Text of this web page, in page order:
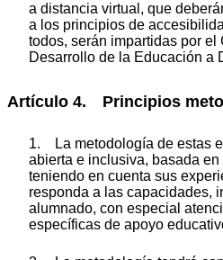
a distancia virtual, que
a los principios de
todos, serán impartidas por
Desarrollo de la Educación a
Artículo 4. Principios
1. La metodología de estas
abierta e inclusiva, basada
teniendo en cuenta sus
responda a las capacidades,
alumnado, con especial
específicas de apoyo